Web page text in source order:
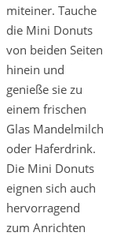
miteiner. Tauche
die Mini Donuts
von beiden Seiten
hinein und
genieße sie zu
einem frischen
Glas Mandelmilch
oder Haferdrink.
Die Mini Donuts
eignen sich auch
hervorragend
zum Anrichten